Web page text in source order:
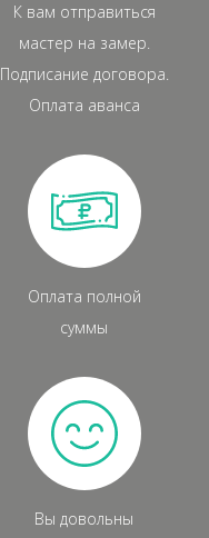
К вам отправиться
мастер на замер.
Подписание договора.
Оплата аванса
Оплата полной
суммы
Вы довольны